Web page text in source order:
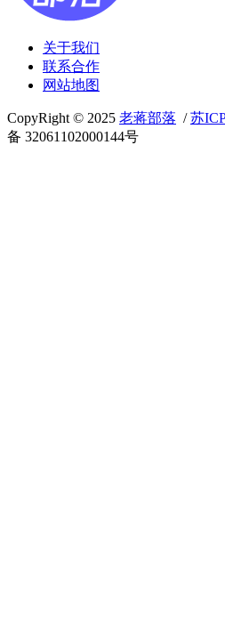
关于我们
联系合作
网站地图
CopyRight © 2025 老蒋部落 /苏
备 32061102000144号